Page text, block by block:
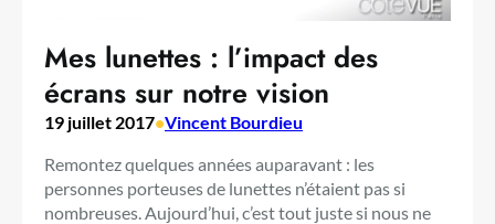
Mes lunettes : l’impact des
écrans sur notre vision
19 juillet 2017•Vincent Bourdieu
Remontez quelques années auparavant : les
personnes porteuses de lunettes n’étaient pas si
nombreuses. Aujourd’hui, c’est tout juste si nous ne